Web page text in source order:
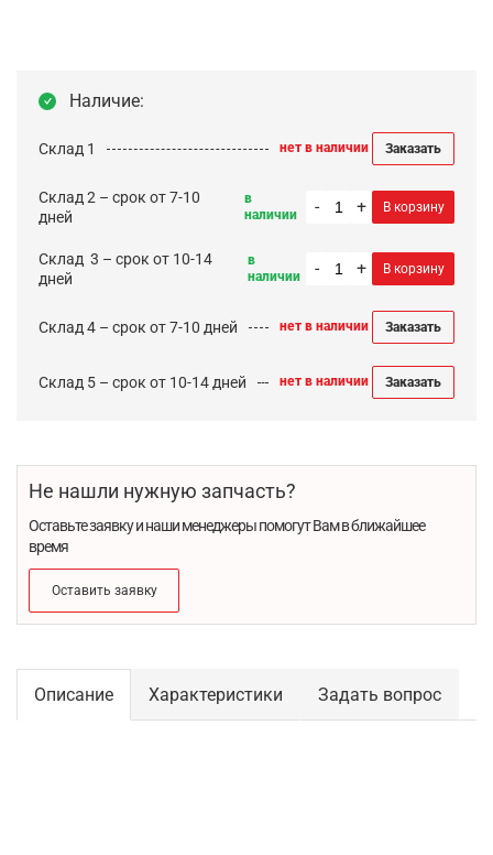
Наличие:
Склад 1 нет в наличии Заказать
Склад 2 – срок от 7-10
дней
в
наличии
- + В корзину
Cклад 3 – срок от 10-14
дней
в
наличии
- + В корзину
Склад 4 – срок от 7-10 дней нет в наличии Заказать
Склад 5 – срок от 10-14 дней нет в наличии Заказать
Не нашли нужную запчасть?
Оставьте заявку и наши менеджеры помогут Вам в ближайшее
время
Оставить заявку
Описание Характеристики Задать вопрос